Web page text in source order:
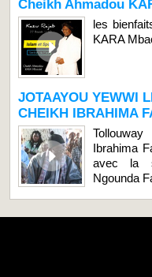
Cheikh Ahmadou
les
KARA
JOTAAYOU YEWWI
CHEIKH IBRAHIMA
Ibrahima
avec la
Ngounda